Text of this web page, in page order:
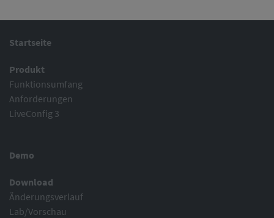
Startseite
Produkt
Funktionsumfang
Anforderungen
LiveConfig 3
Demo
Download
Änderungsverlauf
Lab/Vorschau